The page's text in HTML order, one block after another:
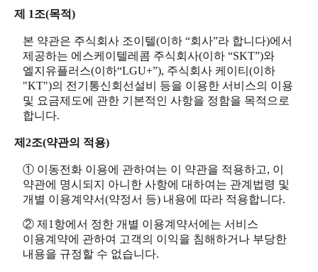
제 1조(목적)
본 약관은 주식회사 조이텔(이하 “회사”라 합니다)에서
제공하는 에스케이텔레콤 주식회사(이하 “SKT”)와
엘지유플러스(이하“LGU+”), 주식회사 케이티(이하
"KT")의 전기통신회선설비 등을 이용한 서비스의 이용
및 요금제도에 관한 기본적인 사항을 정함을 목적으로
합니다.
제2조(약관의 적용)
① 이동전화 이용에 관하여는 이 약관을 적용하고, 이
약관에 명시되지 아니한 사항에 대하여는 관계법령 및
개별 이용계약서(약정서 등) 내용에 따라 적용합니다.
② 제1항에서 정한 개별 이용계약서에는 서비스
이용계약에 관하여 고객의 이익을 침해하거나 부당한
내용을 규정할 수 없습니다.